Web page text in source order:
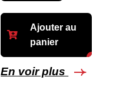
Ajouter au
panier
En voir plus